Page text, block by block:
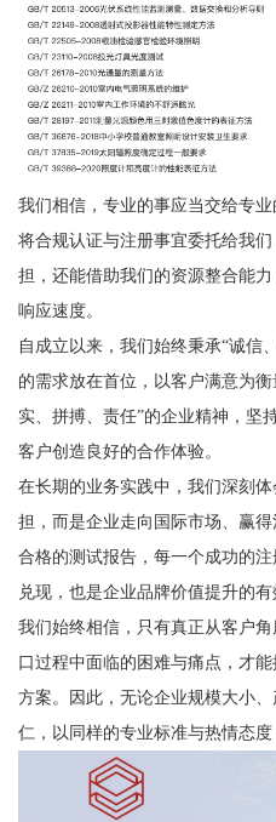
我们相信，专业的事应当交给专
将合规认证与注册事宜委托给我
担，还能借助我们的资源整合能
响应速度。
自成立以来，我们始终秉承“诚信
的需求放在首位，以客户满意为
实、拼搏、责任”的企业精神，坚
客户创造良好的合作体验。
在长期的业务实践中，我们深刻
担，而是企业走向国际市场、赢
合格的测试报告，每一个成功的
兑现，也是企业品牌价值提升的有
我们始终相信，只有真正从客户
口过程中面临的困难与痛点，才
方案。因此，无论企业规模大小
仁，以同样的专业标准与热情态度